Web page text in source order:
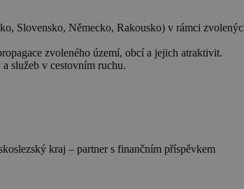
Slovensko, Německo, Rakousko) v rámci
zvoleného území, obcí a jejich atraktivit.
služeb v cestovním ruchu.
kraj – partner s finančním příspěvkem